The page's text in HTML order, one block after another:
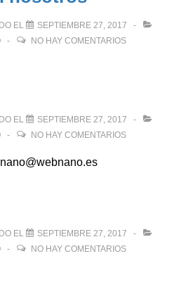
EL
SEPTIEMBRE 27, 2017
NO HAY COMENTARIOS
EL
SEPTIEMBRE 27, 2017
NO HAY COMENTARIOS
EL
SEPTIEMBRE 27, 2017
NO HAY COMENTARIOS